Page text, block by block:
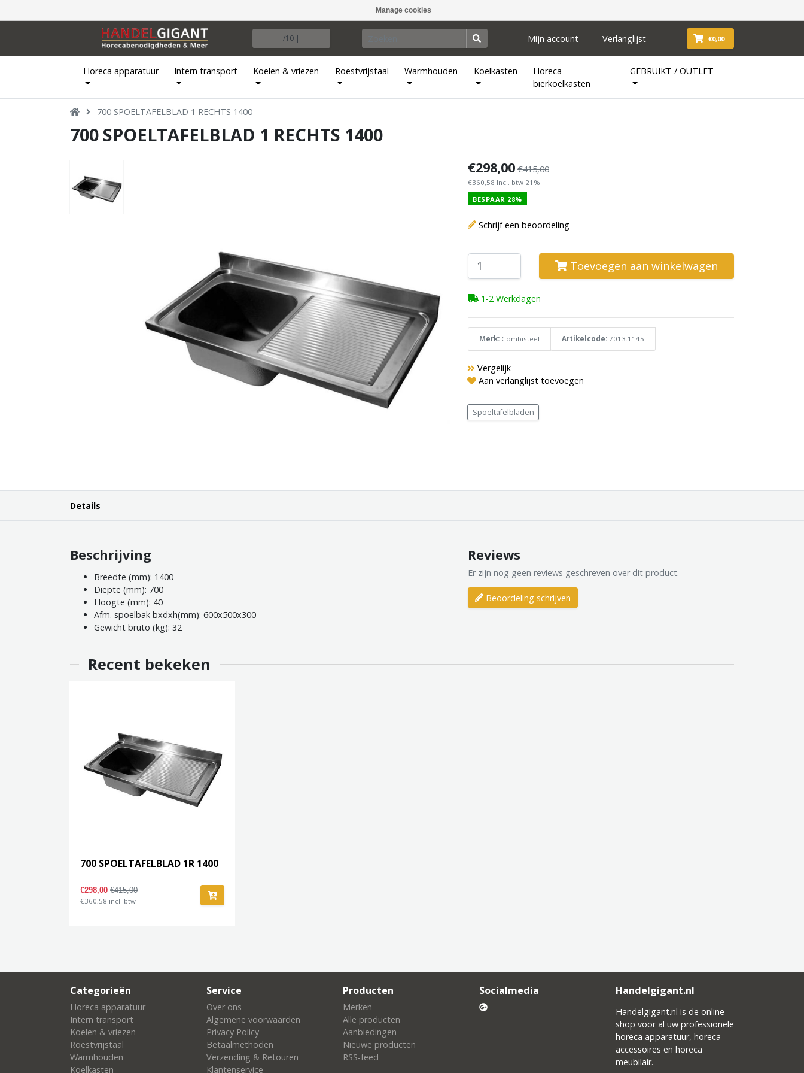
Manage cookies
/10 | Mijn account Verlanglijst €0,00
Horeca apparatuur Intern transport Koelen & vriezen Roestvrijstaal Warmhouden Koelkasten
Horeca
bierkoelkasten
GEBRUIKT / OUTLET
700 SPOELTAFELBLAD 1 RECHTS 1400
700 SPOELTAFELBLAD 1 RECHTS 1400
€298,00 €415,00
€360,58 Incl. btw 21%
BESPAAR 28%
Schrijf een beoordeling
Toevoegen aan winkelwagen
1-2 Werkdagen
Merk: Combisteel Artikelcode: 7013.1145
Vergelijk
Aan verlanglijst toevoegen
Spoeltafelbladen
Details
Beschrijving
Breedte (mm): 1400
Diepte (mm): 700
Hoogte (mm): 40
Afm. spoelbak bxdxh(mm): 600x500x300
Gewicht bruto (kg): 32
Reviews
Er zijn nog geen reviews geschreven over dit product.
Beoordeling schrijven
Recent bekeken
700 SPOELTAFELBLAD 1R 1400
€298,00€415,00
€360,58 incl. btw
Categorieën
Horeca apparatuur
Intern transport
Koelen & vriezen
Roestvrijstaal
Warmhouden
Koelkasten
Service
Over ons
Algemene voorwaarden
Privacy Policy
Betaalmethoden
Verzending & Retouren
Klantenservice
Producten
Merken
Alle producten
Aanbiedingen
Nieuwe producten
RSS-feed
Socialmedia Handelgigant.nl
Handelgigant.nl is de online
shop voor al uw professionele
horeca apparatuur, horeca
accessoires en horeca
meubilair.